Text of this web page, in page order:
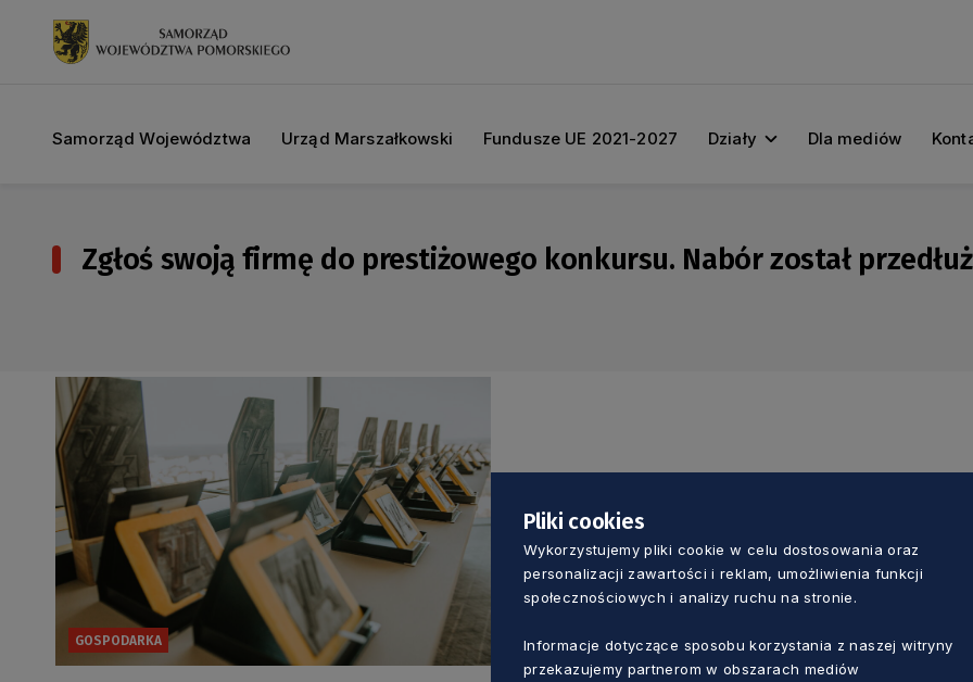
Samorząd Województwa Urząd Marszałkowski Fundusze UE 2021-2027 Działy Dla mediów
Zgłoś swoją firmę do prestiżowego konkursu. Nabór został
GOSPODARKA
Pliki cookies
Wykorzystujemy pliki cookie w celu dostosowania oraz
personalizacji zawartości i reklam, umożliwienia funkcji
społecznościowych i analizy ruchu na stronie.
Informacje dotyczące sposobu korzystania z naszej witryny
przekazujemy partnerom w obszarach mediów